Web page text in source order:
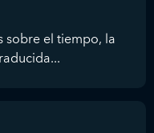
sobre el tiempo, la